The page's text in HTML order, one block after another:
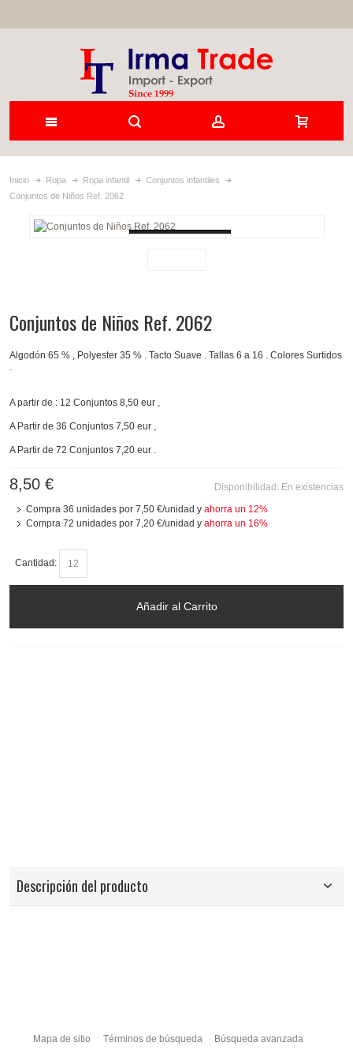
Inicio Ropa Ropa infantil
Conjuntos infantiles
Conjuntos de Niños Ref. 2062
Conjuntos de Niños Ref. 2062
Algodón 65 % , Polyester 35 % . Tacto Suave . Tallas 6 a 16 . Colores Surtidos
A partir de : 12 Conjuntos 8,50 eur ,
A Partir de 36 Conjuntos 7,50 eur ,
A Partir de 72 Conjuntos 7,20 eur .
Disponibilidad: En existencias
8,50 €
Compra 36 unidades por 7,50 €/unidad y ahorra un 12%
Compra 72 unidades por 7,20 €/unidad y ahorra un 16%
Cantidad:
Añadir al Carrito
Descripción del producto
Mapa de sitio Términos de búsqueda Búsqueda avanzada